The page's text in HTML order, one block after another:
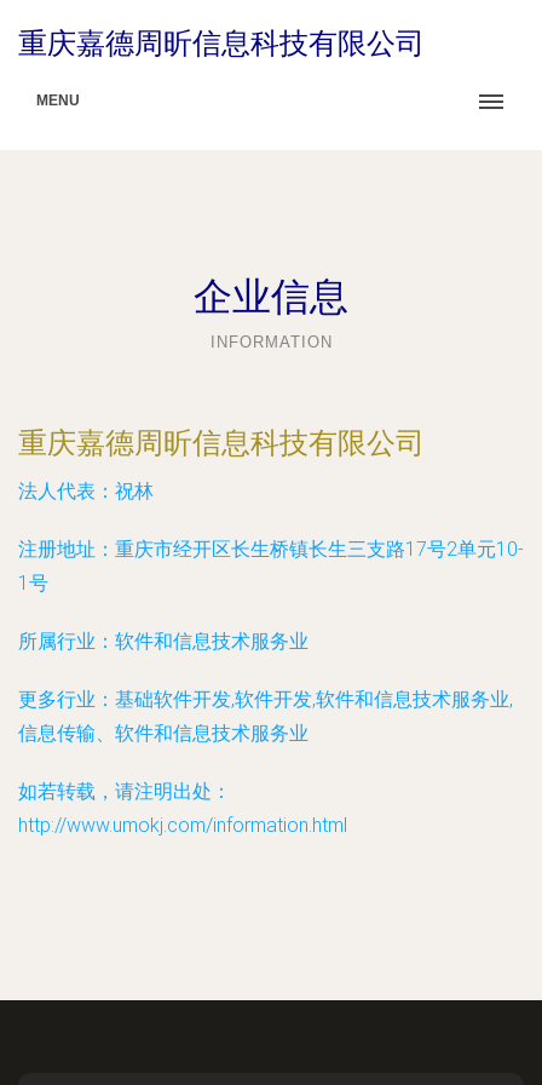
重庆嘉德周昕信息科技有限公司
MENU
企业信息
INFORMATION
重庆嘉德周昕信息科技有限公司
法人代表： 祝林
注册地址： 重庆市经开区长生桥镇长生三支路17号2单元10-
1号
所属行业： 软件和信息技术服务业
更多行业： 基础软件开发,软件开发,软件和信息技术服务业,
信息传输、软件和信息技术服务业
如若转载，请注明出处：
http://www.umokj.com/information.html